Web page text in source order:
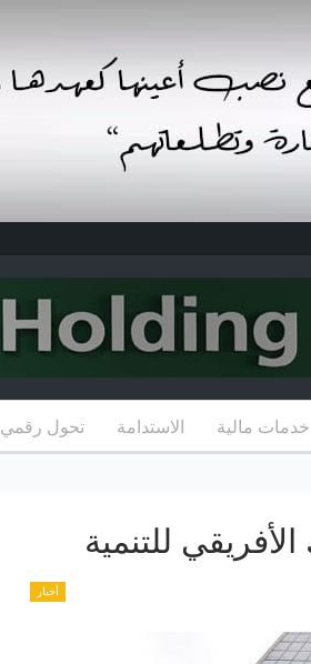
خدمات مالية الاستدامة تحول رقمي
أخبار